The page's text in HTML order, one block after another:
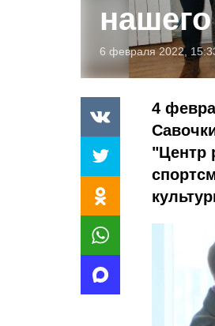
6 февраля 2022,
4
"Центр